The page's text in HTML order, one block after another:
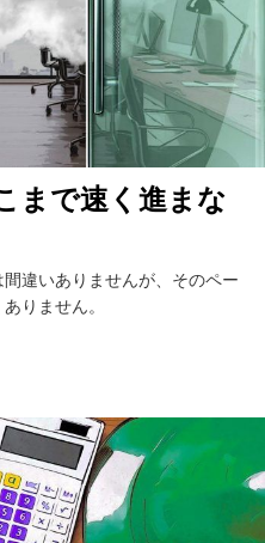
まで速く進まな
違いありませんが、そのペー
りません。